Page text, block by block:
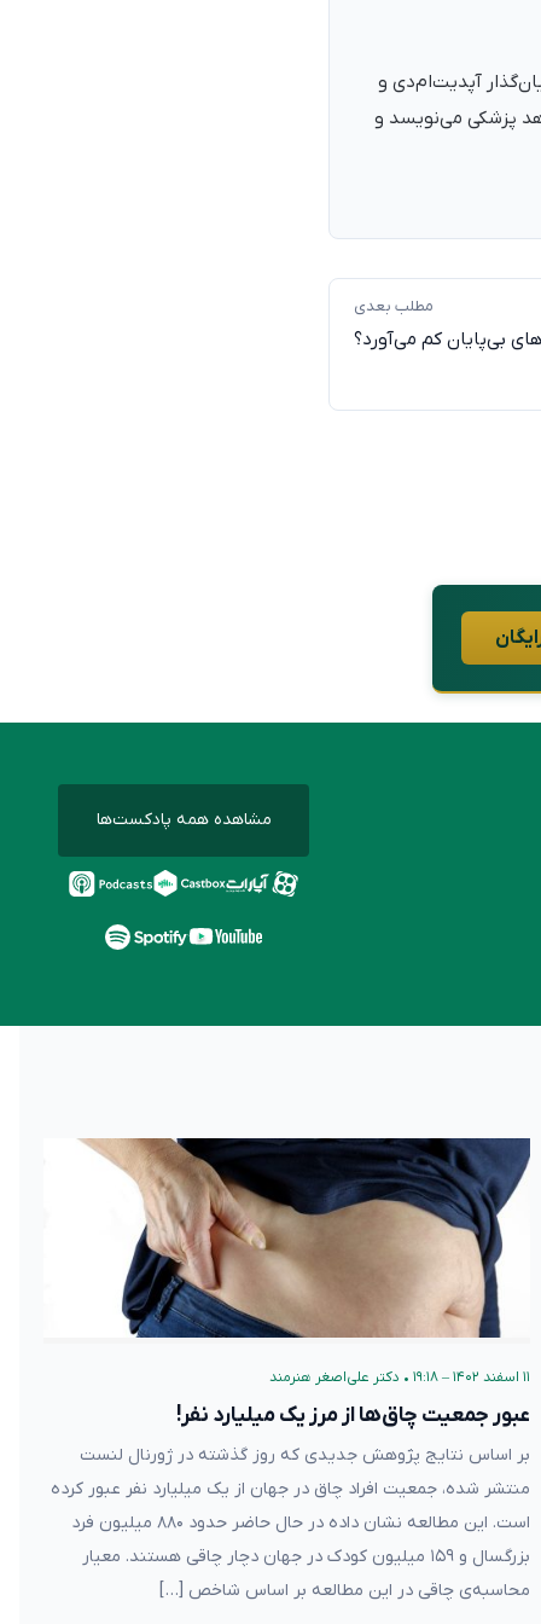
پزشک با شمارهٔ نظام پزشکی ۱۳۵۴۰۵، فارغ‌التحصیل ۱۳۹۰. بنیان‌گذار آپدیت‌ام‌دی و
پزشکی می‌نویسد و
مطلب بعدی
بی‌پایان کم می‌آورد؟
مشاهده همه پادکست‌ها
۱۱ اسفند ۱۴۰۲ – ۱۹:۱۸ • دکتر علی‌اصغر هنرمند
عبور جمعیت چاق‌ها از مرز یک میلیارد نفر!
بر اساس نتایج پژوهش جدیدی که روز گذشته در ژورنال لنست
منتشر شده، جمعیت افراد چاق در جهان از یک میلیارد نفر عبور کرده
است. این مطالعه نشان داده در حال حاضر حدود ۸۸۰ میلیون فرد
بزرگسال و ۱۵۹ میلیون کودک در جهان دچار چاقی هستند. معیار
محاسبه‌ی چاقی در این مطالعه بر اساس شاخص […]